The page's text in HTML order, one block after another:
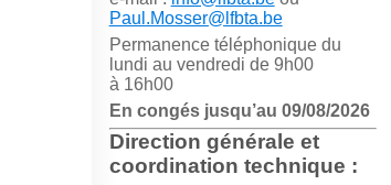
Paul.Mosser@lfbta.be
Permanence téléphonique du
lundi au vendredi de 9h00
à 16h00
En congés jusqu’au 09/08/2026
Direction générale et
coordination technique :